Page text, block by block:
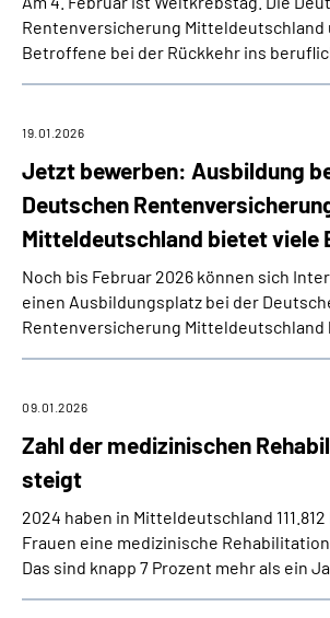
Rentenversicherung
Betroffene bei der Rückkehr ins
Jetzt bewerben: Ausbildung
Deutschen
Mitteldeutschland bietet viele
19.01.2026
Noch bis Februar 2026 können sich
einen Ausbildungsplatz bei der
Rentenversicherung Mitteldeutschland
Zahl der medizinischen
steigt
09.01.2026
2024 haben in Mitteldeutschland
Frauen eine medizinische
Das sind knapp 7 Prozent mehr als ein